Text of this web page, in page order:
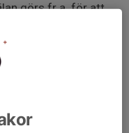
görs fr.a. för att